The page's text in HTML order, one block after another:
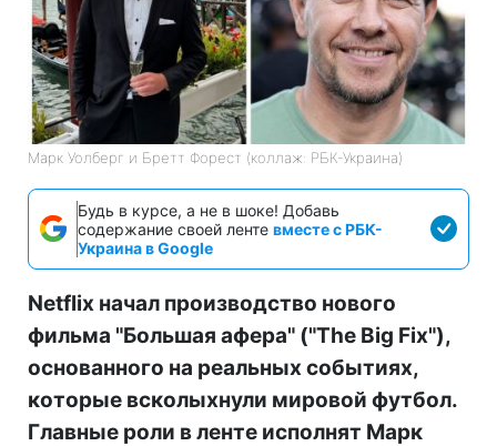
Марк Уолберг и Бретт Форест (коллаж: РБК-Украина)
Будь в курсе, а не в шоке! Добавь
содержание своей ленте вместе с РБК-
Украина в Google
Netflix начал производство нового
фильма "Большая афера" ("The Big Fix"),
основанного на реальных событиях,
которые всколыхнули мировой футбол.
Главные роли в ленте исполнят Марк